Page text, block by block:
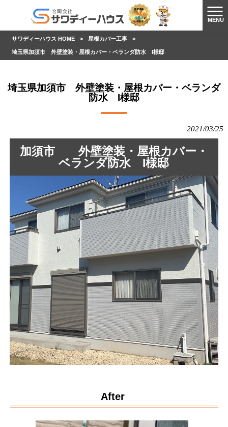
MENU
サワディーハウス HOME > 屋根カバー工事 >
埼玉県加須市 外壁塗装・屋根カバー・ベランダ防水 I様邸
埼玉県加須市 外壁塗装・屋根カバー・ベランダ
防水 I様邸
2021/03/25
加須市 外壁塗装・屋根カバー・
ベランダ防水 I様邸
After